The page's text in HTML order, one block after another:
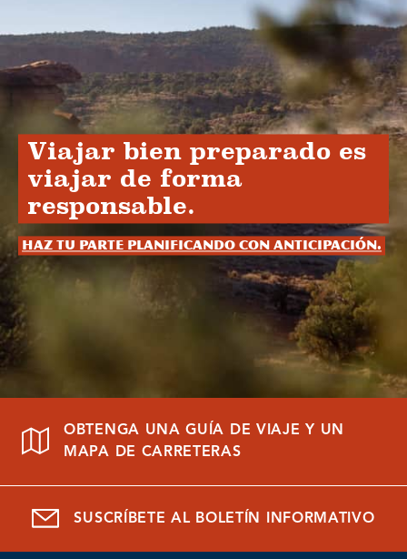
Viajar bien preparado es
viajar de forma
responsable.
Haz tu parte planificando con anticipación.
OBTENGA UNA GUÍA DE VIAJE Y UN
MAPA DE CARRETERAS
SUSCRÍBETE AL BOLETÍN INFORMATIVO